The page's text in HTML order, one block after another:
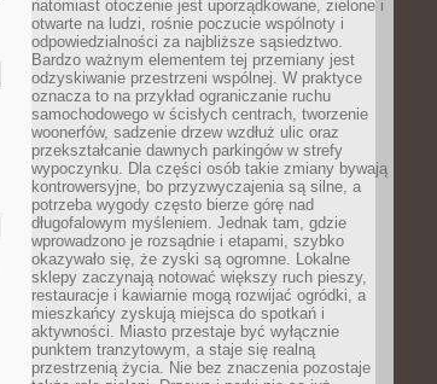
natomiast otoczenie jest uporządkowane, zielone i
otwarte na ludzi, rośnie poczucie wspólnoty i
odpowiedzialności za najbliższe sąsiedztwo.
Bardzo ważnym elementem tej przemiany jest
odzyskiwanie przestrzeni wspólnej. W praktyce
oznacza to na przykład ograniczanie ruchu
samochodowego w ścisłych centrach, tworzenie
woonerfów, sadzenie drzew wzdłuż ulic oraz
przekształcanie dawnych parkingów w strefy
wypoczynku. Dla części osób takie zmiany bywają
kontrowersyjne, bo przyzwyczajenia są silne, a
potrzeba wygody często bierze górę nad
długofalowym myśleniem. Jednak tam, gdzie
wprowadzono je rozsądnie i etapami, szybko
okazywało się, że zyski są ogromne. Lokalne
sklepy zaczynają notować większy ruch pieszy,
restauracje i kawiarnie mogą rozwijać ogródki, a
mieszkańcy zyskują miejsca do spotkań i
aktywności. Miasto przestaje być wyłącznie
punktem tranzytowym, a staje się realną
przestrzenią życia. Nie bez znaczenia pozostaje